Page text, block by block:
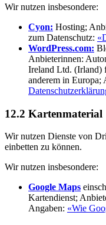
Wir nutzen insbesondere:
Cyon: Hosting;
zum Datenschutz:
WordPress.com:
Anbieterinnen:
Ireland Ltd. (Irland)
anderem in Europa;
12.2 Kartenmaterial
Wir nutzen Dienste von
einbetten zu können.
Wir nutzen insbesondere:
Google Maps
Kartendienst;
Angaben: «Wie